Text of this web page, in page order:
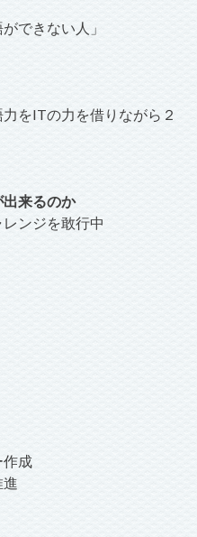
できない人」
をITの力を借りながら２
来るのか
ンジを敢行中
作成